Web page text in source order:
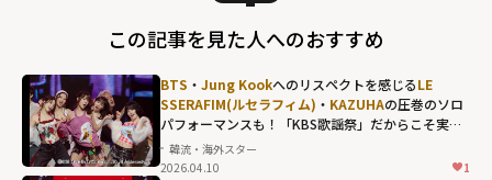
この記事を見た人へのおすすめ
BTS ・ Jung Kookへのリスペクトを感じるLE
SSERAFIM(ルセラフィム) ・ KAZUHAの圧巻のソロ
パフォーマンスも！「KBS歌謡祭」だからこそ実現
した名場面の数々
韓流・海外スター
2026.04.10
1